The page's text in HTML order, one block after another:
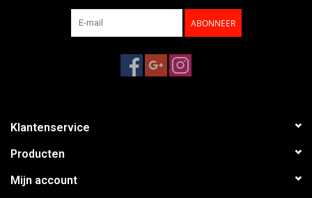
ABONNEER
Klantenservice
Producten
Mijn account